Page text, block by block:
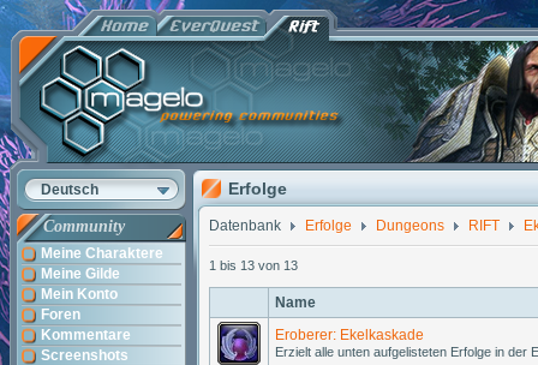
Deutsch
Community
Meine Charaktere
Meine Gilde
Mein Konto
Foren
Kommentare
Screenshots
Erfolge
Datenbank Erfolge Dungeons RIFT
1 bis 13 von 13
Name
Eroberer: Ekelkaskade
Erzielt alle unten aufgelisteten Erfolge in der